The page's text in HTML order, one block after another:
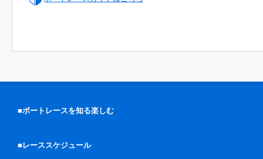
■ボートレースを知る楽しむ
■レーススケジュール